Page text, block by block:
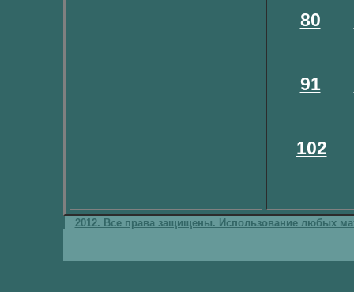
80
91
102
2012. Все права защищены. Использование любых